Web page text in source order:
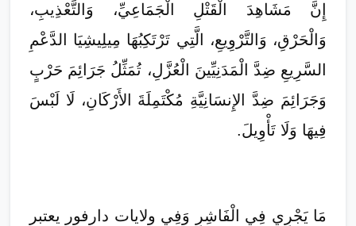
إِنَّ مَشَاهِدَ الْقَتْلِ الْجَمَاعِيِّ، وَالتَّعْذِيبِ،
وَالْحَرْقِ، وَالتَّرْوِيعِ، الَّتِي تَرْتَكِبُهَا مِيلِيشِيَا الدَّعْمِ
السَّرِيعِ ضِدَّ الْمَدَنِيِّينَ الْعُزَّلِ، تُمَثِّلُ جَرَائِمَ حَرْبٍ
وَجَرَائِمَ ضِدَّ الإِنسَانِيَّةِ مُكْتَمِلَةَ الأَرْكَانِ، لَا لَبْسَ
فِيهَا وَلَا تَأْوِيلَ.
مَا يَجْرِي فِي الْفَاشِرِ وَفِي ولايات دارفور يعتبر